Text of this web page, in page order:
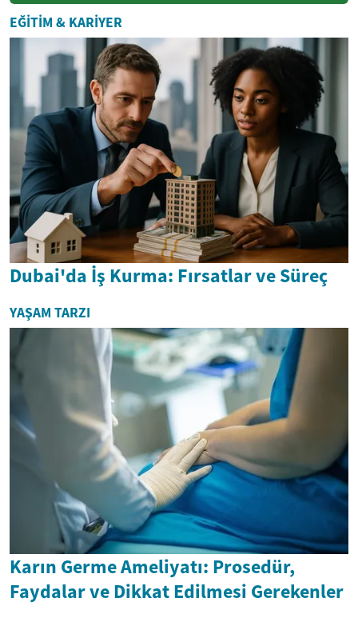
beceriler ve eğitim yolları
hakkınd...
EĞITIM & KARIYER
Dubai'da İş Kurma: Fırsatlar ve Süreç
YAŞAM TARZI
Karın Germe Ameliyatı: Prosedür,
Faydalar ve Dikkat Edilmesi Gerekenler